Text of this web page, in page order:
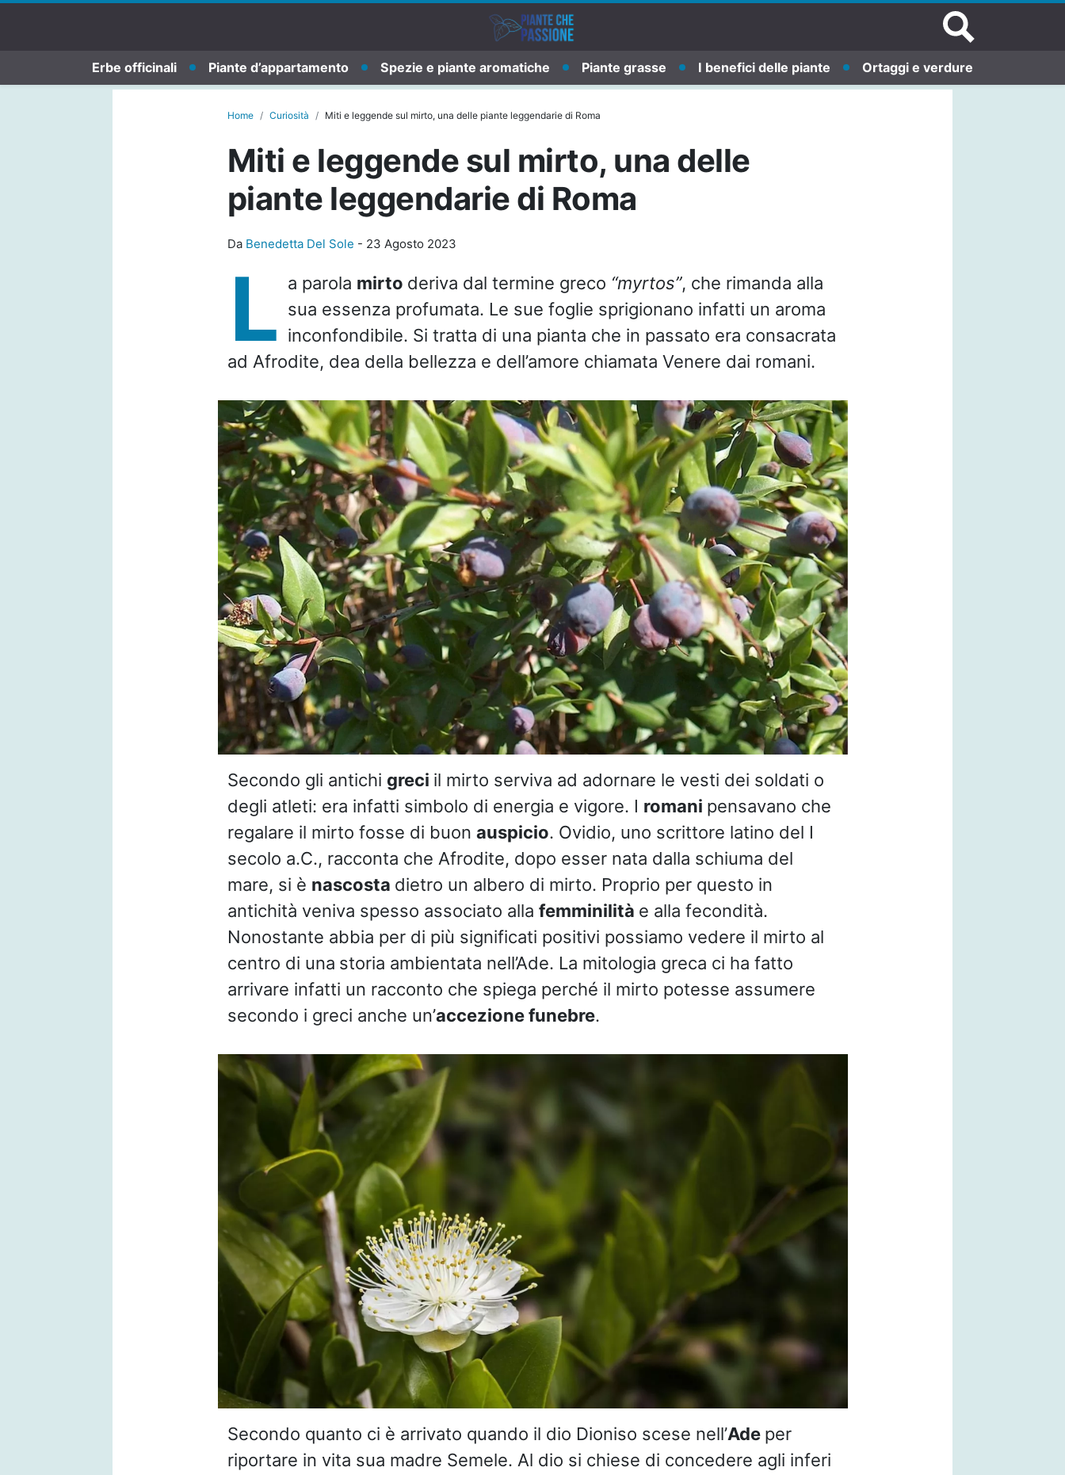
Erbe officinali Piante d’appartamento Spezie e piante aromatiche Piante grasse I benefici delle piante Ortaggi e verdure
Home Curiosità Miti e leggende sul mirto, una delle piante leggendarie di Roma
Miti e leggende sul mirto, una delle
piante leggendarie di Roma
Da Benedetta Del Sole - 23 Agosto 2023
L a parola mirto deriva dal termine greco “myrtos”, che rimanda alla
sua essenza profumata. Le sue foglie sprigionano infatti un aroma
inconfondibile. Si tratta di una pianta che in passato era consacrata
ad Afrodite, dea della bellezza e dell’amore chiamata Venere dai romani.
Secondo gli antichi greci il mirto serviva ad adornare le vesti dei soldati o
degli atleti: era infatti simbolo di energia e vigore. I romani pensavano che
regalare il mirto fosse di buon auspicio. Ovidio, uno scrittore latino del I
secolo a.C., racconta che Afrodite, dopo esser nata dalla schiuma del
mare, si è nascosta dietro un albero di mirto. Proprio per questo in
antichità veniva spesso associato alla femminilità e alla fecondità.
Nonostante abbia per di più significati positivi possiamo vedere il mirto al
centro di una storia ambientata nell’Ade. La mitologia greca ci ha fatto
arrivare infatti un racconto che spiega perché il mirto potesse assumere
secondo i greci anche un’accezione funebre.
Secondo quanto ci è arrivato quando il dio Dioniso scese nell’Ade per
riportare in vita sua madre Semele. Al dio si chiese di concedere agli inferi